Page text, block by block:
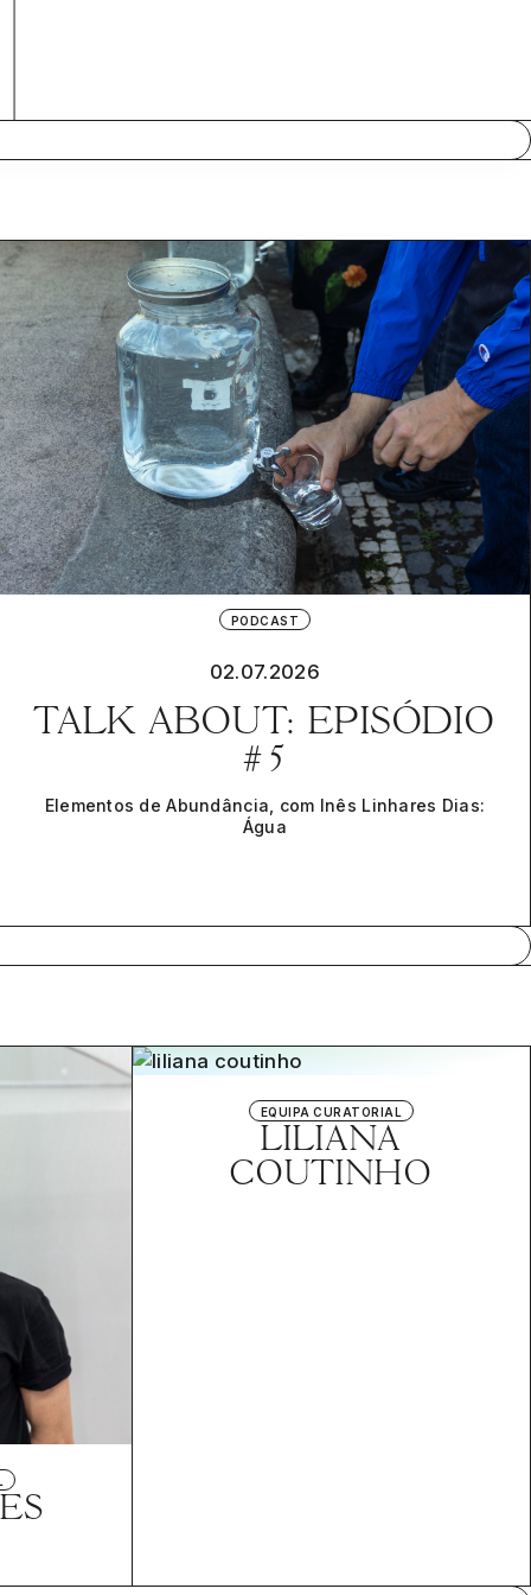
desenvolvidas em residência nos Açores, obras existentes e
PODCAST
02.07.2026
TALK ABOUT: EPISÓDIO
#5
Elementos de Abundância, com Inês Linhares Dias:
Água
EQUIPA CURATORIAL
LILIANA
COUTINHO